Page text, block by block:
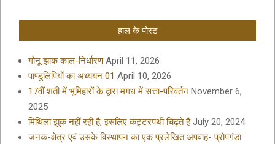
हाल के पोस्ट
गोनू झाक काल-निर्धारण April 11, 2026
पाण्डुलिपियों का अध्ययन 01 April 10, 2026
17वीं शती में भूमिहारों के द्वारा मगध में सत्ता-परिवर्तन November 6,
2025
मिथिला झुक नहीं रही है, इसलिए कट्टरपंथी चिढ़ते हैं July 20, 2024
जनक-क्षेत्र एवं उसके विस्थापन का एक प्रलेखित अपवाह- प्रोपगंडा